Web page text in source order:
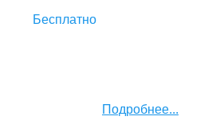
Бесплатно
Подробнее...